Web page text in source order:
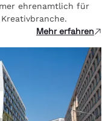
ehrenamtlich für
Mehr erfahren